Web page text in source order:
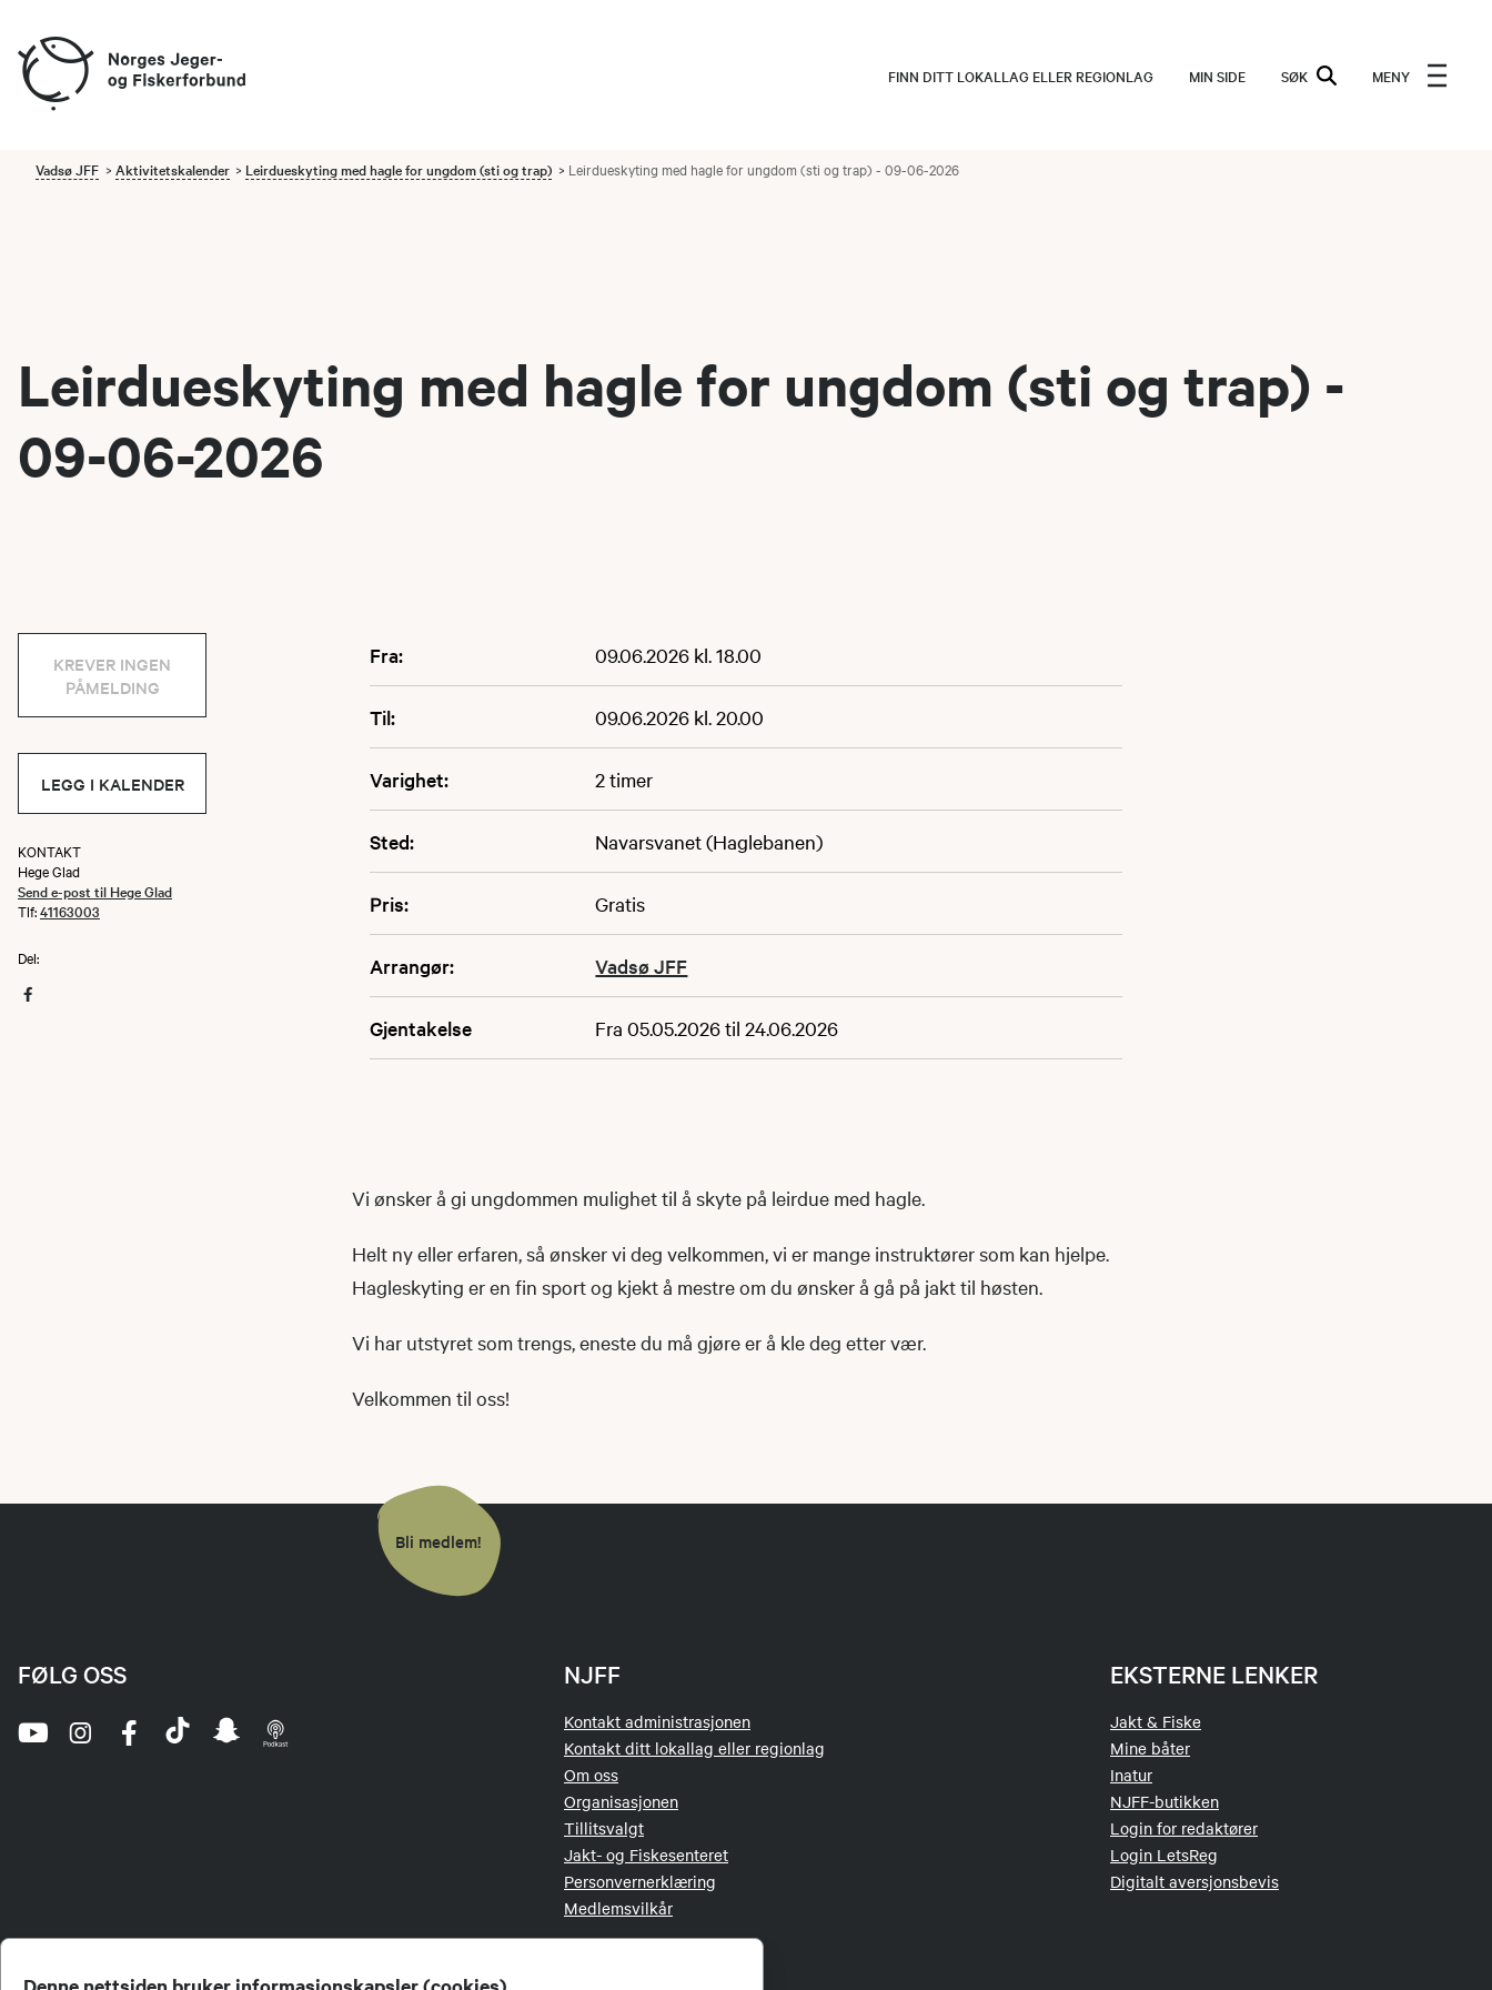
FINN DITT LOKALLAG ELLER REGIONLAG MIN SIDE SØK MENY
Vadsø JFF Aktivitetskalender Leirdueskyting med hagle for ungdom (sti og trap) Leirdueskyting med hagle for ungdom (sti og trap) - 09-06-2026
Leirdueskyting med hagle for ungdom (sti og trap) -
09-06-2026
Fra: 09.06.2026 kl. 18.00
Til: 09.06.2026 kl. 20.00
Varighet: 2 timer
Sted: Navarsvanet (Haglebanen)
Pris: Gratis
Arrangør: Vadsø JFF
Gjentakelse Fra 05.05.2026 til 24.06.2026
KREVER INGEN
PÅMELDING
LEGG I KALENDER
KONTAKT
Hege Glad
Send e-post til Hege Glad
Tlf:41163003
Del:
Vi ønsker å gi ungdommen mulighet til å skyte på leirdue med hagle.
Helt ny eller erfaren, så ønsker vi deg velkommen, vi er mange instruktører som kan hjelpe.
Hagleskyting er en fin sport og kjekt å mestre om du ønsker å gå på jakt til høsten.
Vi har utstyret som trengs, eneste du må gjøre er å kle deg etter vær.
Velkommen til oss!
Bli medlem!
NJFF
Kontakt administrasjonen
Kontakt ditt lokallag eller regionlag
Om oss
Organisasjonen
Tillitsvalgt
Jakt- og Fiskesenteret
Personvernerklæring
Medlemsvilkår
EKSTERNE LENKER
Jakt & Fiske
Mine båter
Inatur
NJFF-butikken
Login for redaktører
Login LetsReg
Digitalt aversjonsbevis
FØLG OSS